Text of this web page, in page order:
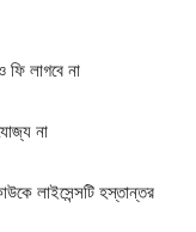
ফি লাগবে না
না
লাইসেন্সটি হস্তান্তর